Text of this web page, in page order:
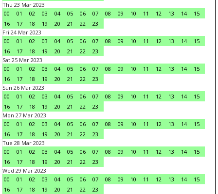
Thu 23 Mar 2023
00
01 02 03 04 05 06 07 08 09 10 11 12 13 14
15
16
17 18 19 20 21 22
23
Fri 24 Mar 2023
00
01 02 03 04 05 06 07 08 09 10 11 12 13 14
15
16
17 18 19 20 21 22
23
Sat 25 Mar 2023
00
01 02 03 04 05 06 07 08 09 10 11 12 13 14
15
16
17 18 19 20 21 22
23
Sun 26 Mar 2023
00
01 02 03 04 05 06 07 08 09 10 11 12 13 14
15
16
17 18 19 20 21 22
23
Mon 27 Mar 2023
00
01 02 03 04 05 06 07 08 09 10 11 12 13 14
15
16
17 18 19 20 21 22
23
Tue 28 Mar 2023
00
01 02 03 04 05 06 07 08 09 10 11 12 13 14
15
16
17 18 19 20 21 22
23
Wed 29 Mar 2023
00
01 02 03 04 05 06 07 08 09 10 11 12 13 14
15
16
17 18 19 20 21 22
23